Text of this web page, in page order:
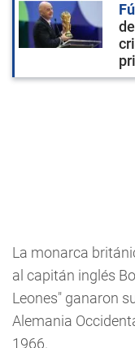
La monarca
al capitán inglés
Leones" ganaron
Alemania
1966.